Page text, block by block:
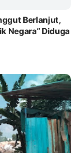
Berlanjut,
Negara” Diduga